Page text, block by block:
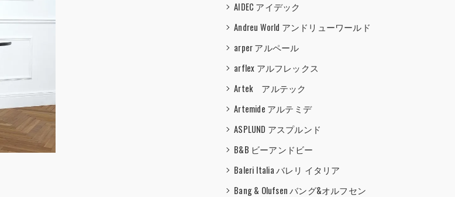
AIDEC アイデック
Andreu World アンドリューワールド
arper アルペール
arflex アルフレックス
Artek アルテック
Artemide アルテミデ
ASPLUND アスプルンド
B&B ビーアンドビー
Baleri Italia バレリ イタリア
Bang & Olufsen バング&オルフセン